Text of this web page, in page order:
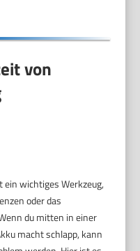
von
wichtiges Werkzeug,
oder das
du mitten in einer
macht schlapp, kann